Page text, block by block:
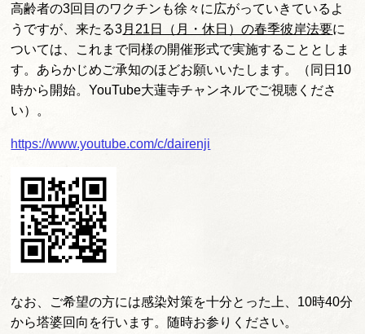
高齢者の3回目のワクチンも徐々に広がっていきているよ
うですが、来たる3月 21 日（月・休日）の春季彼岸法要に
ついては、これまで同様の開催形式で実施することとしま
す。あらかじめご承知のほどお願いいたします。（同日10
時から開始。YouTube大蓮寺チャンネルでご視聴くださ
い）。
https://www.youtube.com/c/dairenji
なお、ご希望の方には感染対策を十分とった上、10時40分
から塔婆回向を行います。随時お参りください。